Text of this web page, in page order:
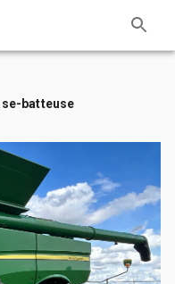
batteuse